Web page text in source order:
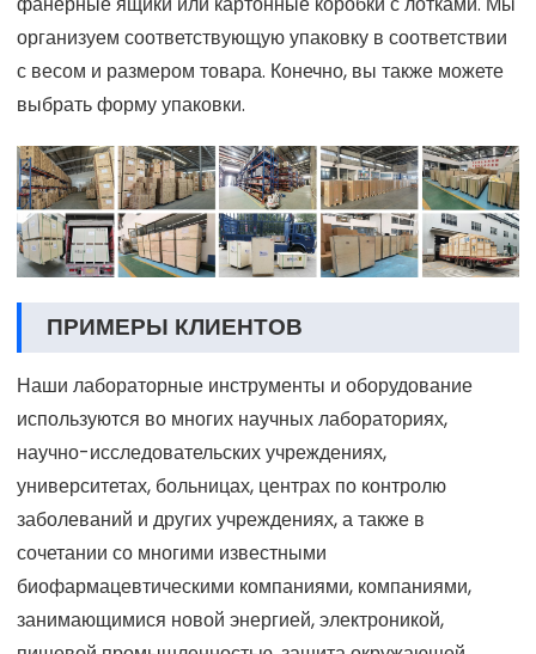
организуем соответствующую упаковку в соответствии
с весом и размером товара. Конечно, вы также можете
выбрать форму упаковки.
ПРИМЕРЫ КЛИЕНТОВ
Наши лабораторные инструменты и оборудование
используются во многих научных лабораториях,
научно-исследовательских учреждениях,
университетах, больницах, центрах по контролю
заболеваний и других учреждениях, а также в
сочетании со многими известными
биофармацевтическими компаниями, компаниями,
занимающимися новой энергией, электроникой,